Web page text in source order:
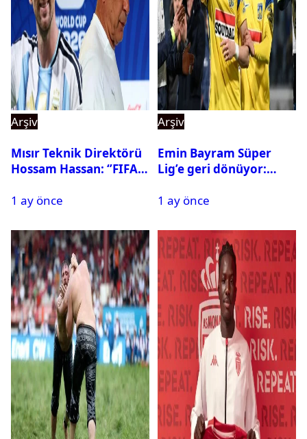
Arşiv
Mısır Teknik Direktörü
Hossam Hassan: ‘’FIFA,
istemiyor’’
1 ay önce
Arşiv
Emin Bayram Süper
Lig’e geri dönüyor:
1 ay önce